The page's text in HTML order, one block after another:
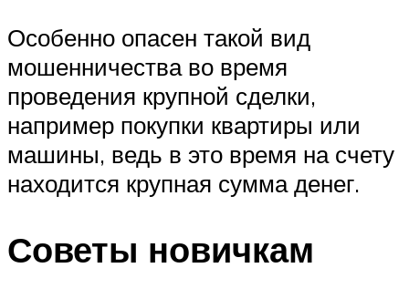
Особенно опасен такой вид
мошенничества во время
проведения крупной сделки,
например покупки квартиры или
машины, ведь в это время на счету
находится крупная сумма денег.
Советы новичкам